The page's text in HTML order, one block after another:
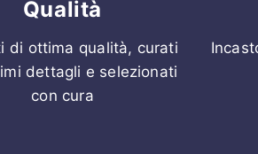
Qualità
di ottima qualità, curati
dettagli e selezionati
con cura